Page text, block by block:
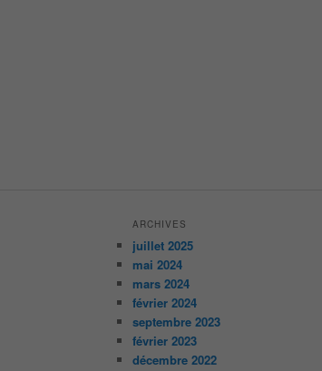
ARCHIVES
juillet 2025
mai 2024
mars 2024
février 2024
septembre 2023
février 2023
décembre 2022